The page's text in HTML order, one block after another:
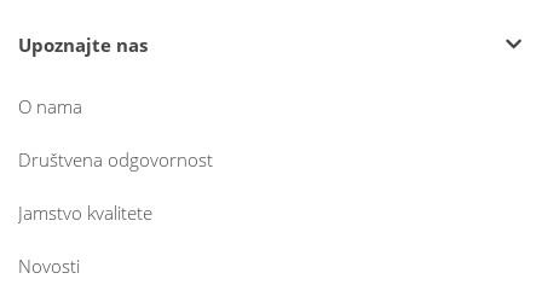
Upoznajte nas
O nama
Društvena odgovornost
Jamstvo kvalitete
Novosti